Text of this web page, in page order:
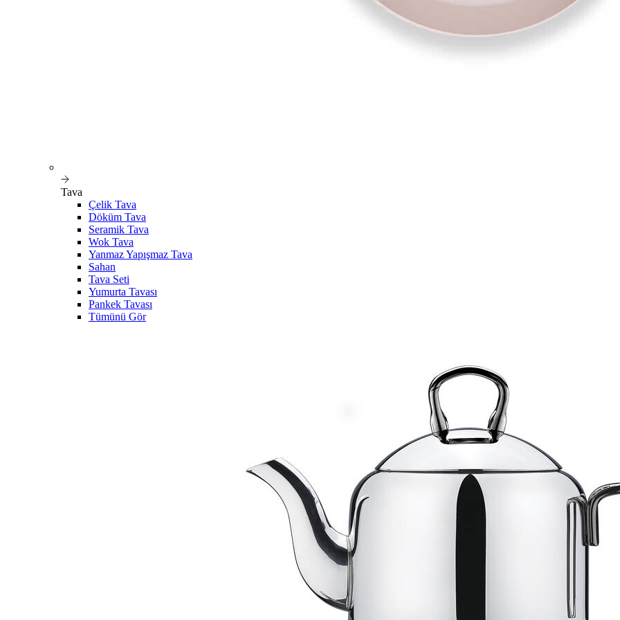
Tava
Çelik Tava
Döküm Tava
Seramik Tava
Wok Tava
Yanmaz Yapışmaz Tava
Sahan
Tava Seti
Yumurta Tavası
Pankek Tavası
Tümünü Gör